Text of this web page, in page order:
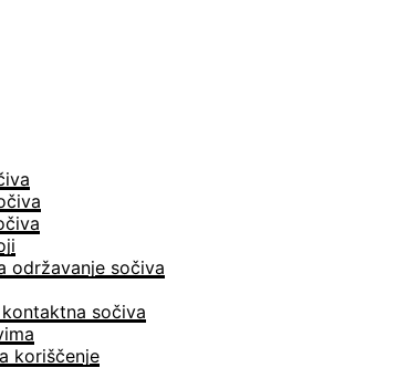
održavanje sočiva
sočiva
koriščenje